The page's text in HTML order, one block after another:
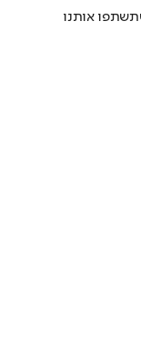
אותנו